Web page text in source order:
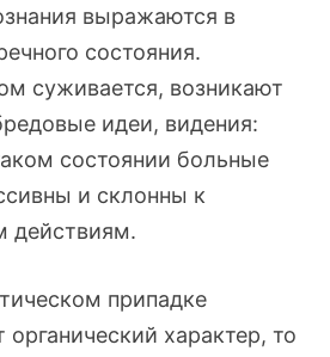
выражаются в
состояния.
суживается, возникают
идеи, видения:
состоянии больные
и склонны к
действиям.
припадке
органический характер, то